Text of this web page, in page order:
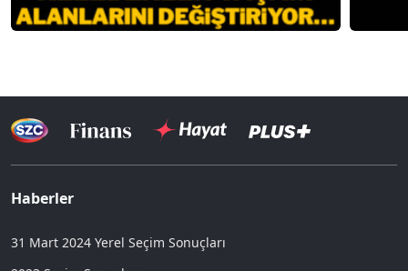
Haberler
31 Mart 2024 Yerel Seçim Sonuçları